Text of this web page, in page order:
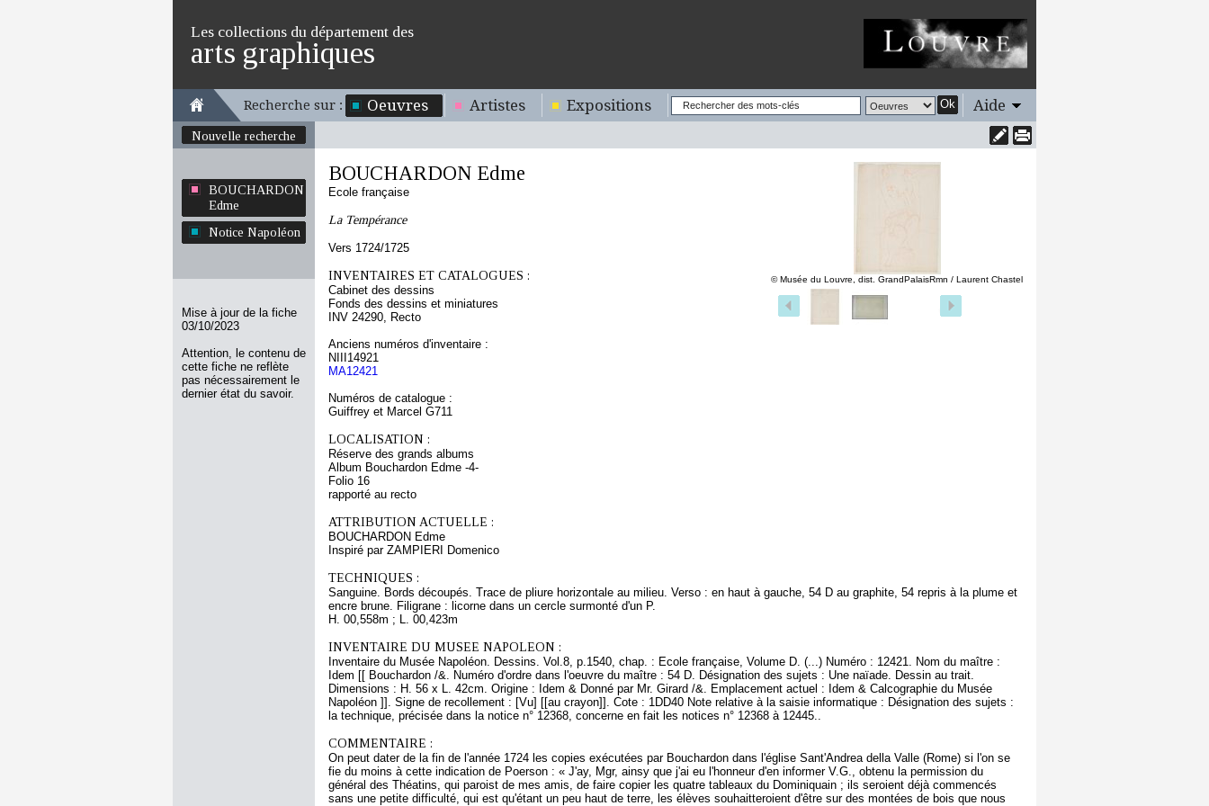
Les collections du département des
arts graphiques
Recherche sur : Oeuvres Artistes Expositions Ok Aide
Nouvelle recherche
BOUCHARDON
Edme
Notice Napoléon
Mise à jour de la fiche
03/10/2023
Attention, le contenu de
cette fiche ne reflète
pas nécessairement le
dernier état du savoir.
© Musée du Louvre, dist. GrandPalaisRmn / Laurent Chastel
BOUCHARDON Edme
Ecole française
La Tempérance
Vers 1724/1725
INVENTAIRES ET CATALOGUES :
Cabinet des dessins
Fonds des dessins et miniatures
INV 24290, Recto
Anciens numéros d'inventaire :
NIII14921
MA12421
Numéros de catalogue :
Guiffrey et Marcel G711
LOCALISATION :
Réserve des grands albums
Album Bouchardon Edme -4-
Folio 16
rapporté au recto
ATTRIBUTION ACTUELLE :
BOUCHARDON Edme
Inspiré par ZAMPIERI Domenico
TECHNIQUES :
Sanguine. Bords découpés. Trace de pliure horizontale au milieu. Verso : en haut à gauche, 54 D au graphite, 54 repris à la plume et
encre brune. Filigrane : licorne dans un cercle surmonté d'un P.
H. 00,558m ; L. 00,423m
INVENTAIRE DU MUSEE NAPOLEON :
Inventaire du Musée Napoléon. Dessins. Vol.8, p.1540, chap. : Ecole française, Volume D. (...) Numéro : 12421. Nom du maître :
Idem [[ Bouchardon /&. Numéro d'ordre dans l'oeuvre du maître : 54 D. Désignation des sujets : Une naïade. Dessin au trait.
Dimensions : H. 56 x L. 42cm. Origine : Idem & Donné par Mr. Girard /&. Emplacement actuel : Idem & Calcographie du Musée
Napoléon ]]. Signe de recollement : [Vu] [[au crayon]]. Cote : 1DD40 Note relative à la saisie informatique : Désignation des sujets :
la technique, précisée dans la notice n° 12368, concerne en fait les notices n° 12368 à 12445..
COMMENTAIRE :
On peut dater de la fin de l'année 1724 les copies exécutées par Bouchardon dans l'église Sant'Andrea della Valle (Rome) si l'on se
fie du moins à cette indication de Poerson : « J'ay, Mgr, ainsy que j'ai eu l'honneur d'en informer V.G., obtenu la permission du
général des Théatins, qui paroist de mes amis, de faire copier les quatre tableaux du Dominiquain ; ils seroient déjà commencés
sans une petite difficulté, qui est qu'étant un peu haut de terre, les élèves souhaitteroient d'être sur des montées de bois que nous